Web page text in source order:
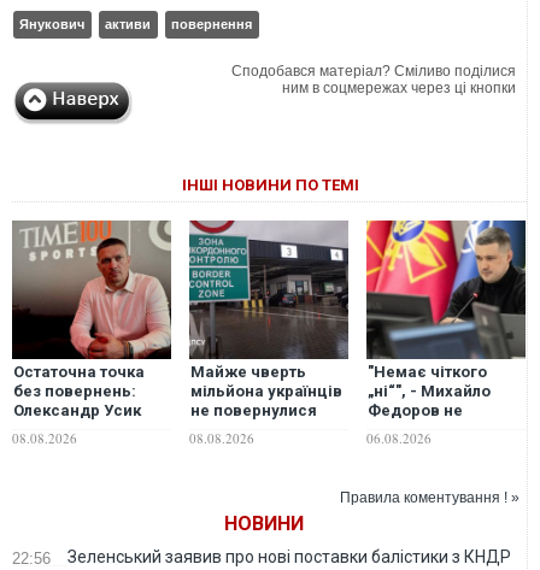
Янукович активи повернення
Сподобався матеріал? Сміливо поділися
ним в соцмережах через ці кнопки
ІНШІ НОВИНИ ПО ТЕМІ
Остаточна точка
без повернень:
Олександр Усик
анонсував свій
прощальний
08.08.2026
Майже чверть
мільйона українців
не повернулися
після виїзду за
кордон у першому
08.08.2026
"Немає чіткого
„ні“", - Михайло
Федоров не
відкидає
повернення на
06.08.2026
Правила коментування ! »
НОВИНИ
22:56
Зеленський заявив про нові поставки балістики з КНДР